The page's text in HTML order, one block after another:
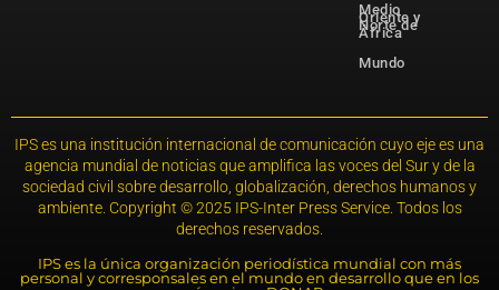
Medio
Oriente y
Norte de
África
Mundo
IPS es una institución internacional de comunicación cuyo eje es una
agencia mundial de noticias que amplifica las voces del Sur y de la
sociedad civil sobre desarrollo, globalización, derechos humanos y
ambiente. Copyright © 2025 IPS-Inter Press Service. Todos los
derechos reservados.
IPS es la única organización periodística mundial con más
personal y corresponsales en el mundo en desarrollo que en los